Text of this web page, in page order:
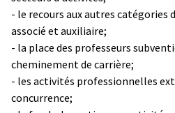
- le recours aux autres catégories
associé et auxiliaire;
- la place des professeurs
cheminement de carrière;
- les activités professionnelles
concurrence;